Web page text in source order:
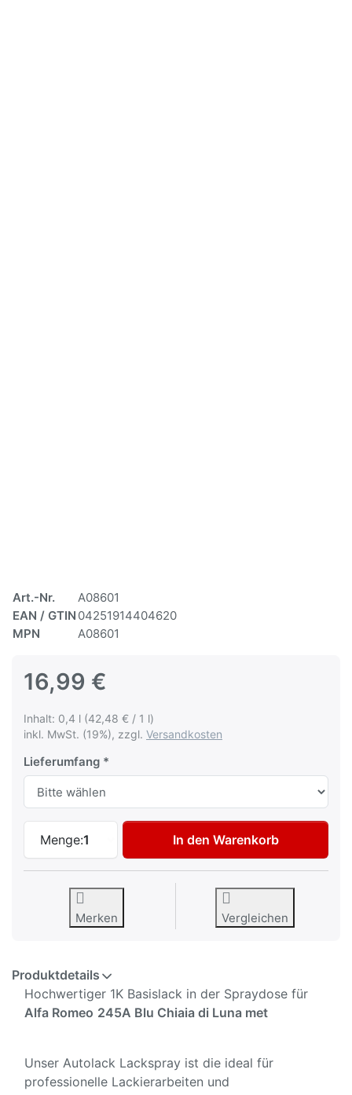
Art.-Nr.
A08601
EAN / GTIN 04251914404620
MPN
A08601
16,99 €
Inhalt: 0,4 l (42,48 € / 1 l)
inkl. MwSt. (19%), zzgl. Versandkosten
Lieferumfang
Menge:1
Autolack Spraydose für Alfa Romeo
In den Warenkorb
Merken Vergleichen
Produktdetails
Hochwertiger 1K Basislack in der Spraydose für
Alfa Romeo 245A Blu Chiaia di Luna met
Unser Autolack Lackspray ist die ideal für
professionelle Lackierarbeiten und